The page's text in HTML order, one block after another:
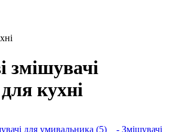
змішувачі
кухні
для умивальника (5)
- Змішувачі